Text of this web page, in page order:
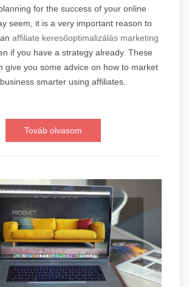
for the success of your online
seem, it is a very important reason to
affiliate keresőoptimalizálás marketing
if you have a strategy already. These
give you some advice on how to market
smarter using affiliates.
Továb olvasom